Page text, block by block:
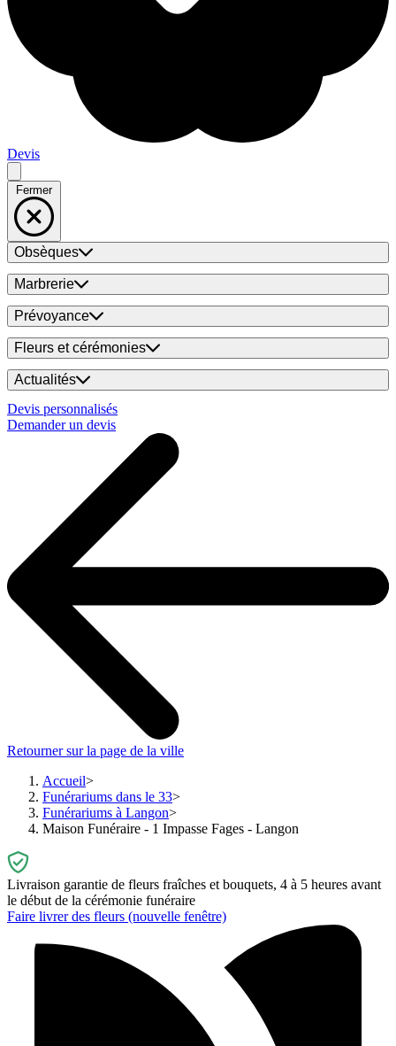
Devis
Fermer
Obsèques
Marbrerie
Prévoyance
Fleurs et cérémonies
Actualités
Devis personnalisés
Demander un devis
Retourner sur la page de la ville
Accueil
Funérariums dans le 33
Funérariums à Langon
Maison Funéraire - 1 Impasse Fages - Langon
Livraison garantie de fleurs fraîches et bouquets, 4 à 5 heures avant
le début de la cérémonie funéraire
Faire livrer des fleurs (nouvelle fenêtre)